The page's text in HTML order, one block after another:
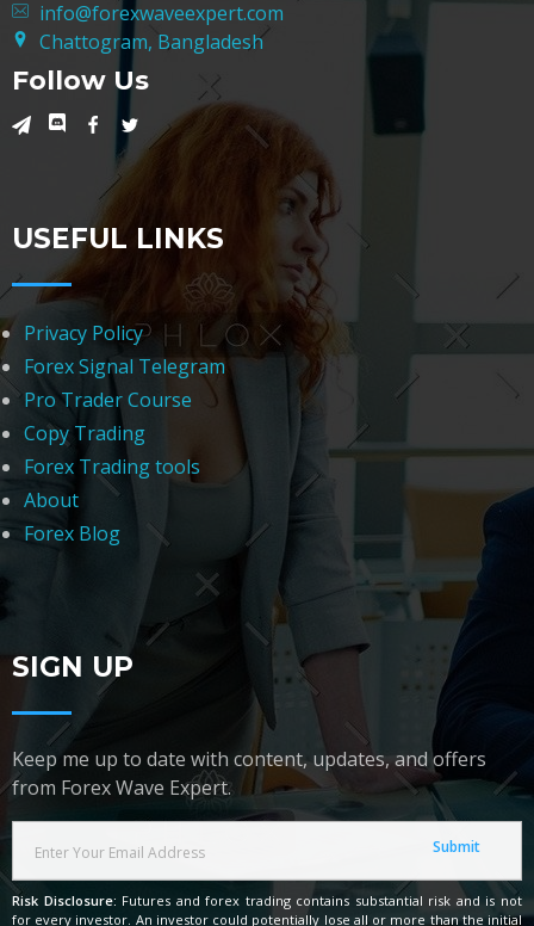
info@forexwaveexpert.com
Chattogram, Bangladesh
Follow Us
USEFUL LINKS
Privacy Policy
Forex Signal Telegram
Pro Trader Course
Copy Trading
Forex Trading tools
About
Forex Blog
SIGN UP
Keep me up to date with content, updates, and offers
from Forex Wave Expert.
Risk Disclosure: Futures and forex trading contains substantial risk and is not
for every investor. An investor could potentially lose all or more than the initial